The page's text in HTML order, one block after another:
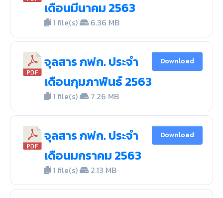
เดือนมีนาคม 2563
1 file(s) 6.36 MB
จุลสาร กฟก. ประจำ
เดือนกุมภาพันธ์ 2563
1 file(s) 7.26 MB
Download
จุลสาร กฟก. ประจำ
เดือนมกราคม 2563
1 file(s) 2.13 MB
Download